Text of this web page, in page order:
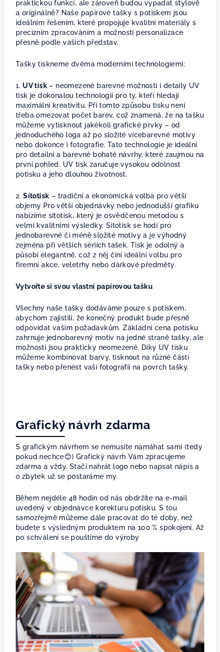
praktickou funkci, ale zároveň budou vypadat stylově
a originálně? Naše papírové tašky s potiskem jsou
ideálním řešením, které propojuje kvalitní materiály s
precizním zpracováním a možností personalizace
přesně podle vašich představ.
Tašky tiskneme dvěma moderními technologiemi:
1.UV tisk – neomezené barevné možnosti i detaily UV
tisk je dokonalou technologií pro ty, kteří hledají
maximální kreativitu. Při tomto způsobu tisku není
třeba omezovat počet barev, což znamená, že na tašku
můžeme vytisknout jakékoli grafické prvky – od
jednoduchého loga až po složité vícebarevné motivy
nebo dokonce i fotografie. Tato technologie je ideální
pro detailní a barevně bohaté návrhy, které zaujmou na
první pohled. UV tisk zaručuje vysokou odolnost
potisku a jeho dlouhou životnost.
2.Sítotisk – tradiční a ekonomická volba pro větší
objemy Pro větší objednávky nebo jednodušší grafiku
nabízíme sítotisk, který je osvědčenou metodou s
velmi kvalitními výsledky. Sítotisk se hodí pro
jednobarevné či méně složité motivy a je výhodný
zejména při větších sériích tašek. Tisk je odolný a
působí elegantně, což z něj činí ideální volbu pro
firemní akce, veletrhy nebo dárkové předměty.
Vytvořte si svou vlastní papírovou tašku
Všechny naše tašky dodáváme pouze s potiskem,
abychom zajistili, že konečný produkt bude přesně
odpovídat vašim požadavkům. Základní cena potisku
zahrnuje jednobarevný motiv na jedné straně tašky, ale
možnosti jsou prakticky neomezené. Díky UV tisku
můžeme kombinovat barvy, tisknout na různé části
tašky nebo přenést vaši fotografii na povrch tašky.
Grafický návrh zdarma
S grafickým návrhem se nemusíte namáhat sami (tedy
pokud nechce😊) Grafický návrh Vám zpracujeme
zdarma a vždy. Stačí nahrát logo nebo napsat nápis a
o zbytek už se postaráme my.
Během nejdéle 48 hodin od nás obdržíte na e-mail
uvedený v objednávce korekturu potisku. S tou
samozřejmě můžeme dále pracovat do té doby, než
budete s výsledným produktem na 100 % spokojeni. Až
po schválení se pouštíme do výroby